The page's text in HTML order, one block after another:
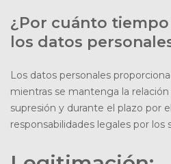
¿Por cuánto
los datos
Los datos personales
mientras se mantenga la
supresión y durante el plazo por
responsabilidades legales por los